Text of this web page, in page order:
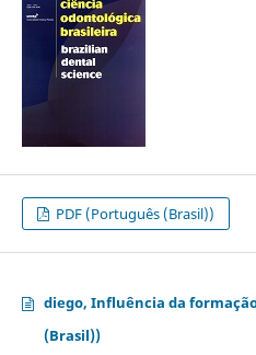
PDF (Português (Brasil))
diego, Influência da
(Brasil))